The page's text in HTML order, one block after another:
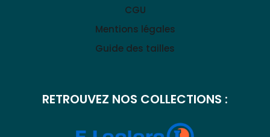
CGU
Mentions légales
Guide des tailles
RETROUVEZ NOS COLLECTIONS :